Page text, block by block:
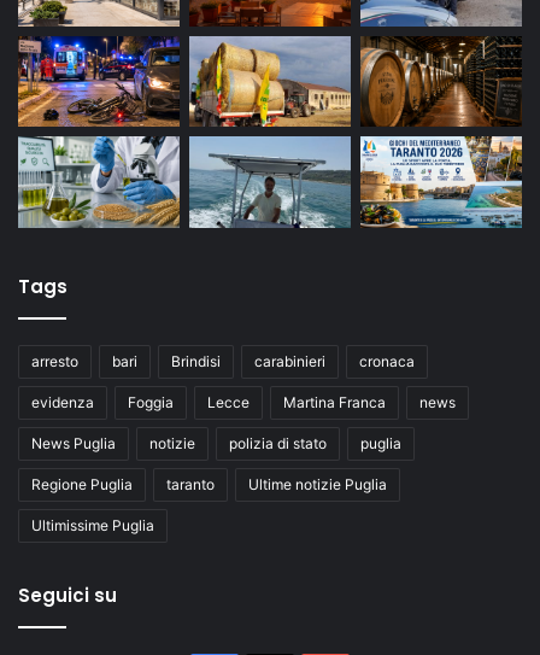
Tags
arresto bari Brindisi carabinieri cronaca
evidenza Foggia Lecce Martina Franca news
News Puglia notizie polizia di stato puglia
Regione Puglia taranto Ultime notizie Puglia
Ultimissime Puglia
Seguici su